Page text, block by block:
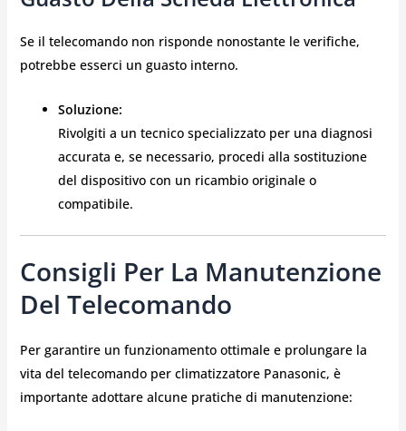
Se il telecomando non risponde nonostante le verifiche,
potrebbe esserci un guasto interno.
Soluzione:
Rivolgiti a un tecnico specializzato per una diagnosi
accurata e, se necessario, procedi alla sostituzione
del dispositivo con un ricambio originale o
compatibile.
Consigli Per La Manutenzione
Del Telecomando
Per garantire un funzionamento ottimale e prolungare la
vita del telecomando per climatizzatore Panasonic, è
importante adottare alcune pratiche di manutenzione: